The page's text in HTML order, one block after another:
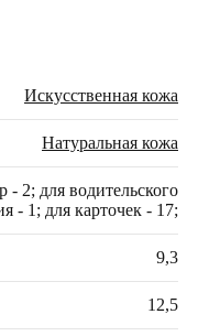
Искусственная кожа
Натуральная кожа
- 2; для водительского
- 1; для карточек - 17;
9,3
12,5